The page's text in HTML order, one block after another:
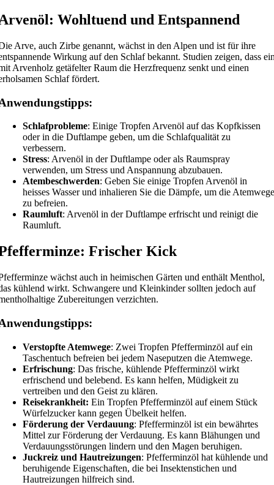
Wohltuend und Entspannend
Arve, auch Zirbe genannt, wächst in den Alpen und ist für ihre
Wirkung auf den Schlaf bekannt. Studien zeigen, dass
Arvenholz getäfelter Raum die Herzfrequenz senkt und einen
Schlaf fördert.
Schlafprobleme: Einige Tropfen Arvenöl auf das Kopfkissen
oder in die Duftlampe geben, um die Schlafqualität zu
verbessern.
Stress: Arvenöl in der Duftlampe oder als Raumspray
verwenden, um Stress und Anspannung abzubauen.
Atembeschwerden: Geben Sie einige Tropfen Arvenöl in
heisses Wasser und inhalieren Sie die Dämpfe, um die
zu befreien.
Raumluft: Arvenöl in der Duftlampe erfrischt und reinigt die
Raumluft.
Frischer Kick
wächst auch in heimischen Gärten und enthält Menthol,
kühlend wirkt. Schwangere und Kleinkinder sollten jedoch auf
Zubereitungen verzichten.
Verstopfte Atemwege: Zwei Tropfen Pfefferminzöl auf ein
Taschentuch befreien bei jedem Naseputzen die Atemwege.
Erfrischung: Das frische, kühlende Pfefferminzöl wirkt
erfrischend und belebend. Es kann helfen, Müdigkeit zu
vertreiben und den Geist zu klären.
Reisekrankheit:Ein Tropfen Pfefferminzöl auf einem Stück
Würfelzucker kann gegen Übelkeit helfen.
Förderung der Verdauung: Pfefferminzöl ist ein bewährtes
Mittel zur Förderung der Verdauung. Es kann Blähungen und
Verdauungsstörungen lindern und den Magen beruhigen.
Juckreiz und Hautreizungen: Pfefferminzöl hat kühlende und
beruhigende Eigenschaften, die bei Insektenstichen und
Hautreizungen hilfreich sind.